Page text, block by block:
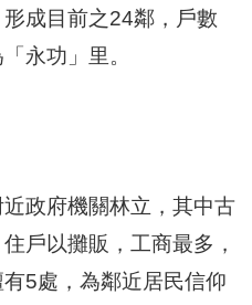
成目前之24鄰，戶數
永功」里。
政府機關林立，其中古
戶以攤販，工商最多，
5處，為鄰近居民信仰